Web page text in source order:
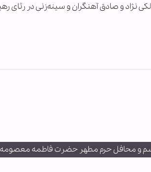
نژاد و صادق آهنگران و سینه‌زنی در رثای
و محافل حرم مطهر حضرت فاطمه